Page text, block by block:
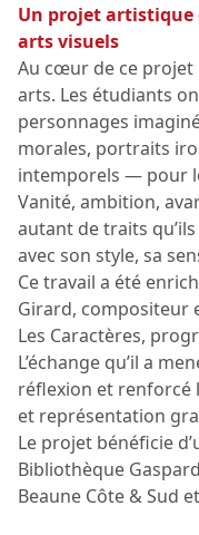
Un projet
arts visuels
Au cœur de ce projet
arts. Les étudiants
personnages
morales, portraits
intemporels — pour
Vanité, ambition,
autant de traits
avec son style, sa
Ce travail a été
Girard, compositeur
Les Caractères,
L’échange qu’il a
réflexion et renforcé
et représentation
Le projet bénéficie
Bibliothèque
Beaune Côte & Sud